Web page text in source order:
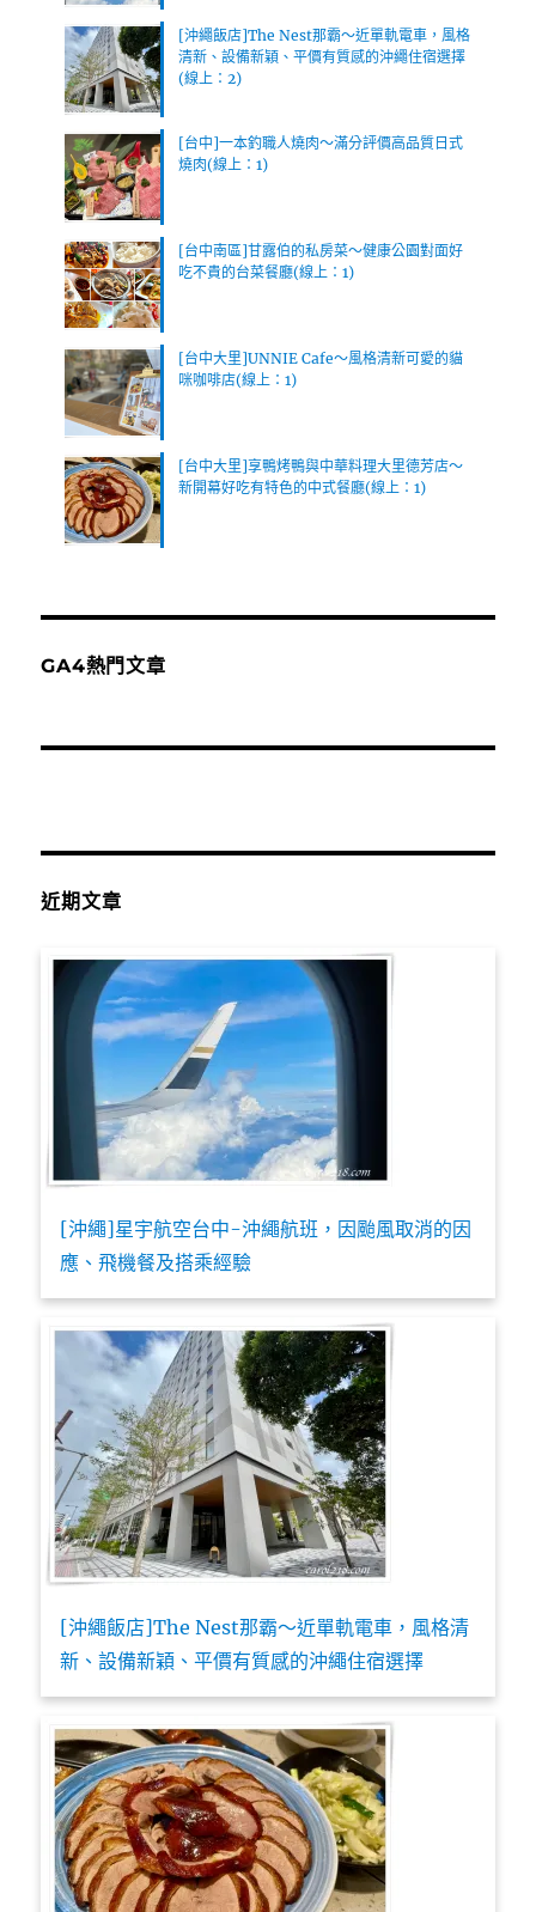
[沖繩飯店]The Nest那霸～近單軌電車，風格
清新、設備新穎、平價有質感的沖繩住宿選擇
(線上：2)
[台中]一本釣職人燒肉～滿分評價高品質日式
燒肉(線上：1)
[台中南區]甘露伯的私房菜～健康公園對面好
吃不貴的台菜餐廳(線上：1)
[台中大里]UNNIE Cafe～風格清新可愛的貓
咪咖啡店(線上：1)
[台中大里]享鴨烤鴨與中華料理大里德芳店～
新開幕好吃有特色的中式餐廳(線上：1)
GA4熱門文章
近期文章
[沖繩]星宇航空台中-沖繩航班，因颱風取消的因
應、飛機餐及搭乘經驗
[沖繩飯店]The Nest那霸～近單軌電車，風格清
新、設備新穎、平價有質感的沖繩住宿選擇